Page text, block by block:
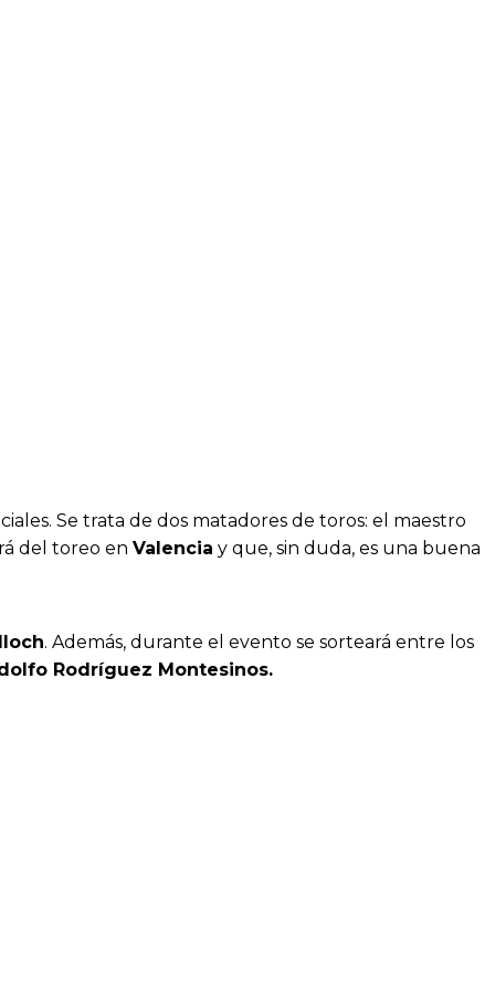
Se trata de dos matadores de toros: el maestro
del toreo en Valencia y que, sin duda, es una buena
. Además, durante el evento se sorteará entre los
Rodríguez Montesinos.